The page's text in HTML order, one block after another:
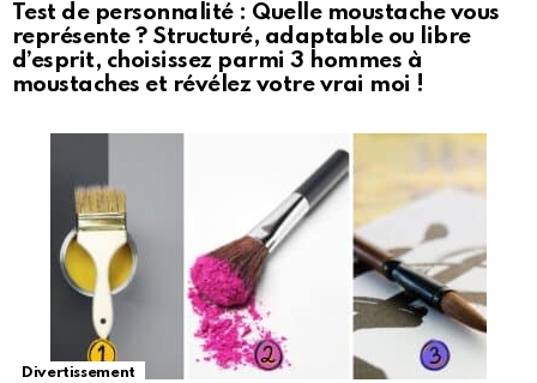
Test de personnalité : Quelle moustache vous
représente ? Structuré, adaptable ou libre
d’esprit, choisissez parmi 3 hommes à
moustaches et révélez votre vrai moi !
Divertissement